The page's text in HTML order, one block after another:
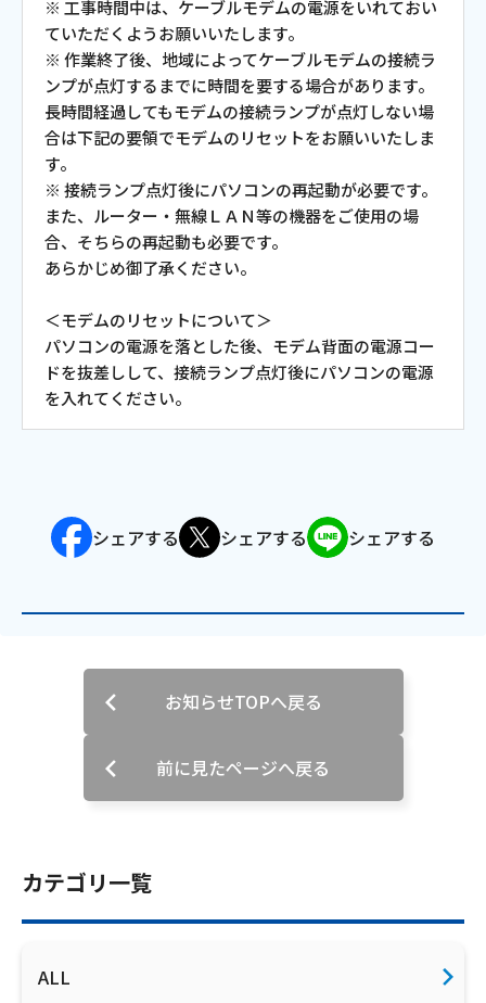
情報セキュリティ基本方針
ご利用約款・重要事項説明書
プライバシーポリシー
広告掲載のご案内
カテゴリ一覧
ALL
※ 工事時間中は、ケーブルモデムの電源をいれておい
ていただくようお願いいたします。
※ 作業終了後、地域によってケーブルモデムの接続ラ
ンプが点灯するまでに時間を要する場合があります。
長時間経過してもモデムの接続ランプが点灯しない場
合は下記の要領でモデムのリセットをお願いいたしま
す。
※ 接続ランプ点灯後にパソコンの再起動が必要です。
また、ルーター・無線ＬＡＮ等の機器をご使用の場
合、そちらの再起動も必要です。
あらかじめ御了承ください。
＜モデムのリセットについて＞
パソコンの電源を落とした後、モデム背面の電源コー
ドを抜差しして、接続ランプ点灯後にパソコンの電源
を入れてください。
シェアする シェアする シェアする
お知らせTOPへ戻る
前に見たページへ戻る